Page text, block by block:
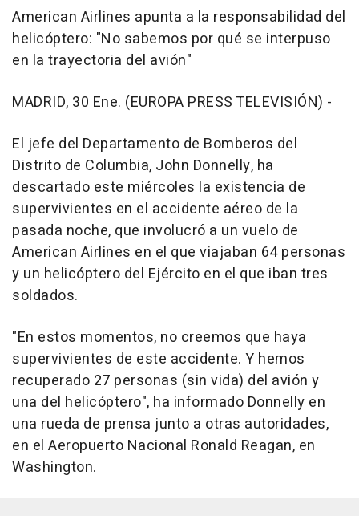
American Airlines apunta a la responsabilidad del
helicóptero: "No sabemos por qué se interpuso
en la trayectoria del avión"
MADRID, 30 Ene. (EUROPA PRESS TELEVISIÓN) -
El jefe del Departamento de Bomberos del
Distrito de Columbia, John Donnelly, ha
descartado este miércoles la existencia de
supervivientes en el accidente aéreo de la
pasada noche, que involucró a un vuelo de
American Airlines en el que viajaban 64 personas
y un helicóptero del Ejército en el que iban tres
soldados.
"En estos momentos, no creemos que haya
supervivientes de este accidente. Y hemos
recuperado 27 personas (sin vida) del avión y
una del helicóptero", ha informado Donnelly en
una rueda de prensa junto a otras autoridades,
en el Aeropuerto Nacional Ronald Reagan, en
Washington.